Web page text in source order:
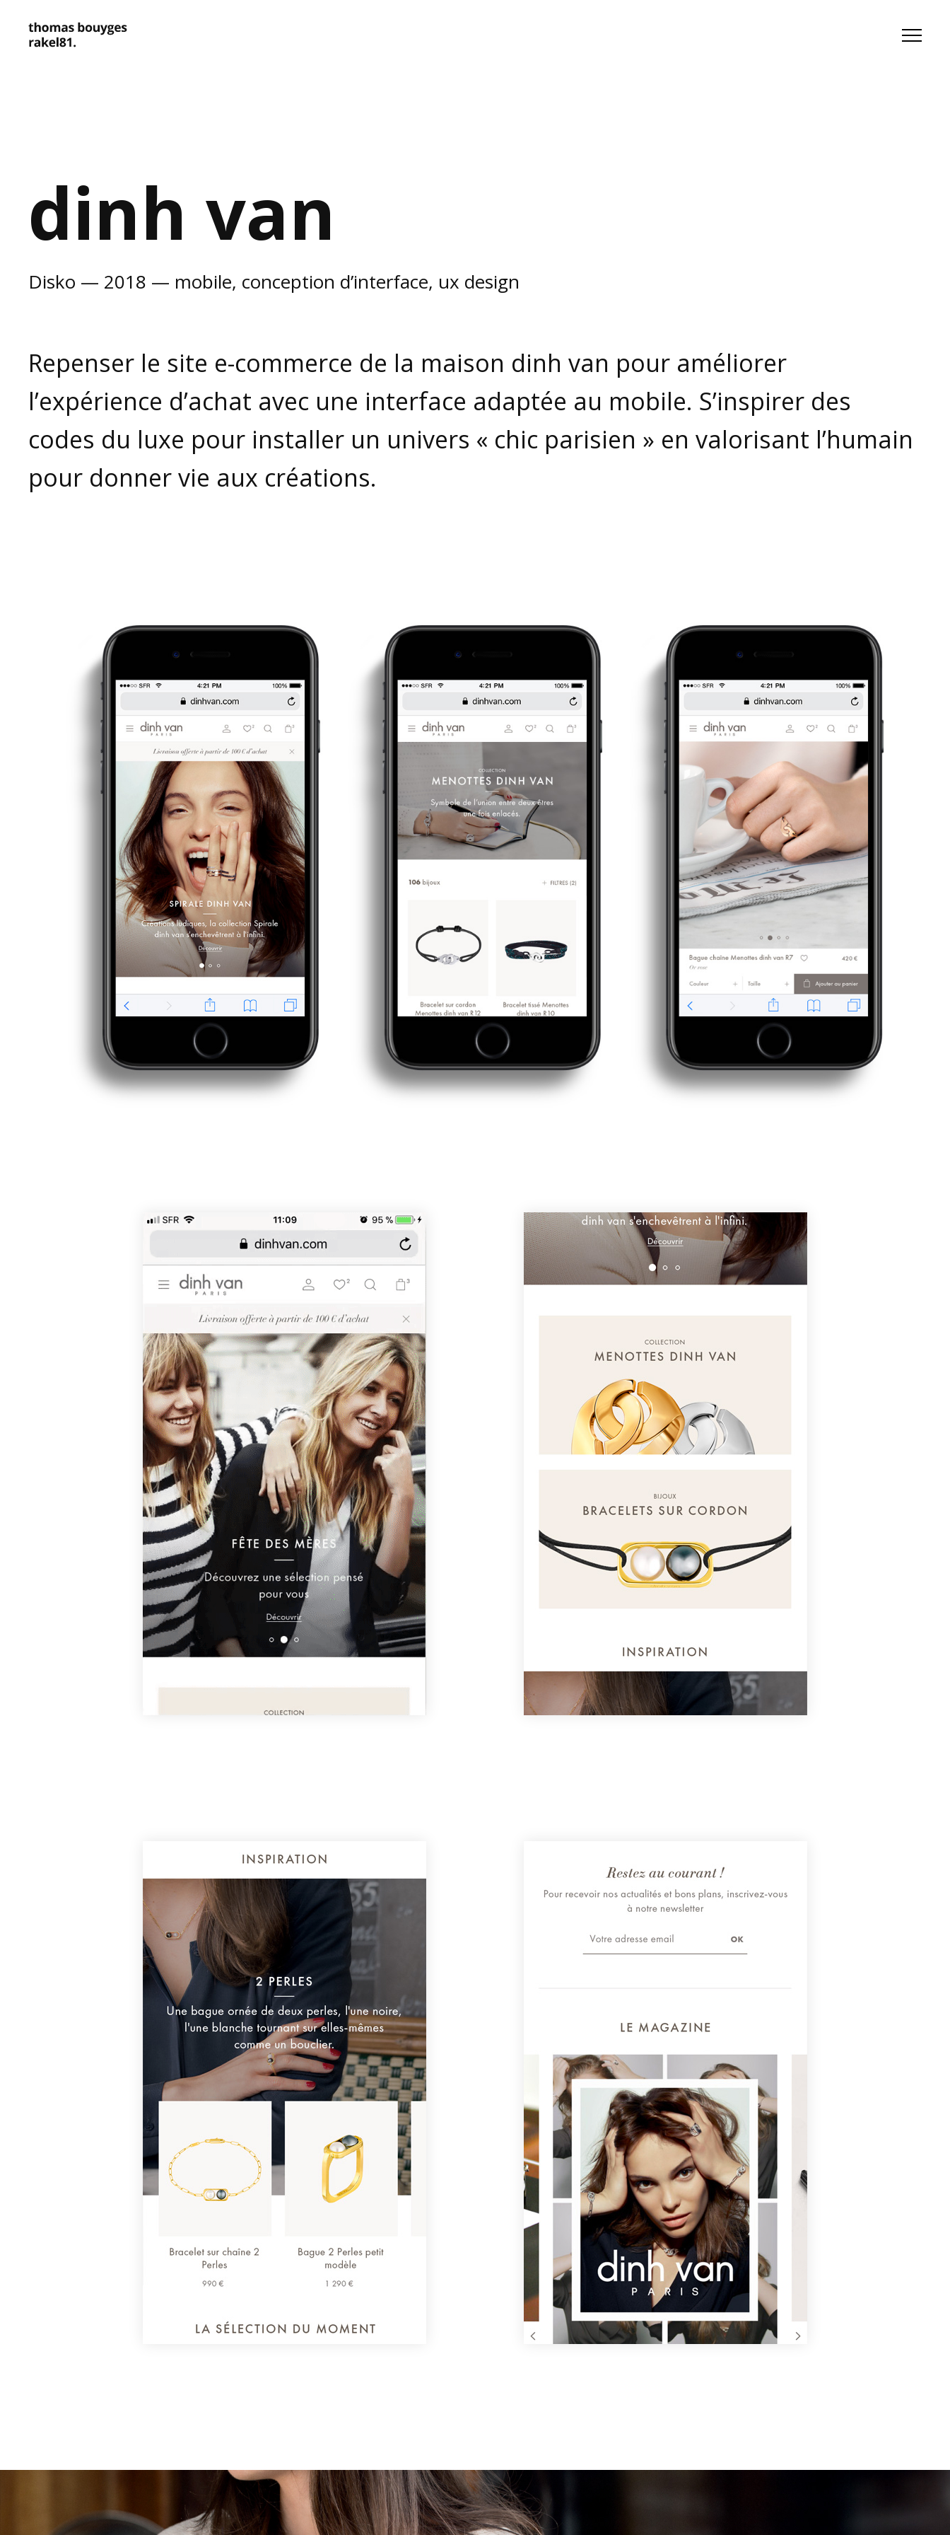
dinh van
Disko — 2018 — mobile, conception d’interface, ux design
Repenser le site e-commerce de la maison dinh van pour améliorer
l’expérience d’achat avec une interface adaptée au mobile. S’inspirer des
codes du luxe pour installer un univers « chic parisien » en valorisant l’humain
pour donner vie aux créations.